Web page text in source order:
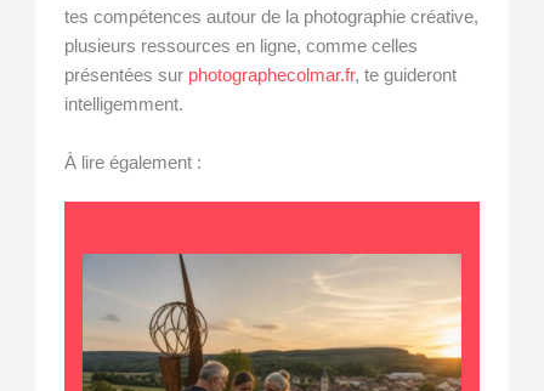
tes compétences autour de la photographie créative,
plusieurs ressources en ligne, comme celles
présentées sur photographecolmar.fr, te guideront
intelligemment.
À lire également :